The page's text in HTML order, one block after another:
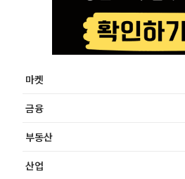
마켓
금융
부동산
산업